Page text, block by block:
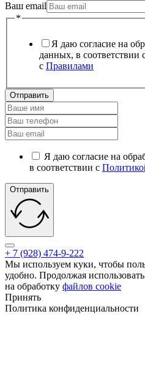
Ваш email
*
Я даю согласие на
данных, в соответствии
с Правилами
Отправить
Я даю согласие на
в соответствии с
Отправить
+ 7 (928) 474-9-222
Мы используем куки, чтобы
удобно. Продолжая
на обработку файлов cookie
Принять
Политика конфиденциальности